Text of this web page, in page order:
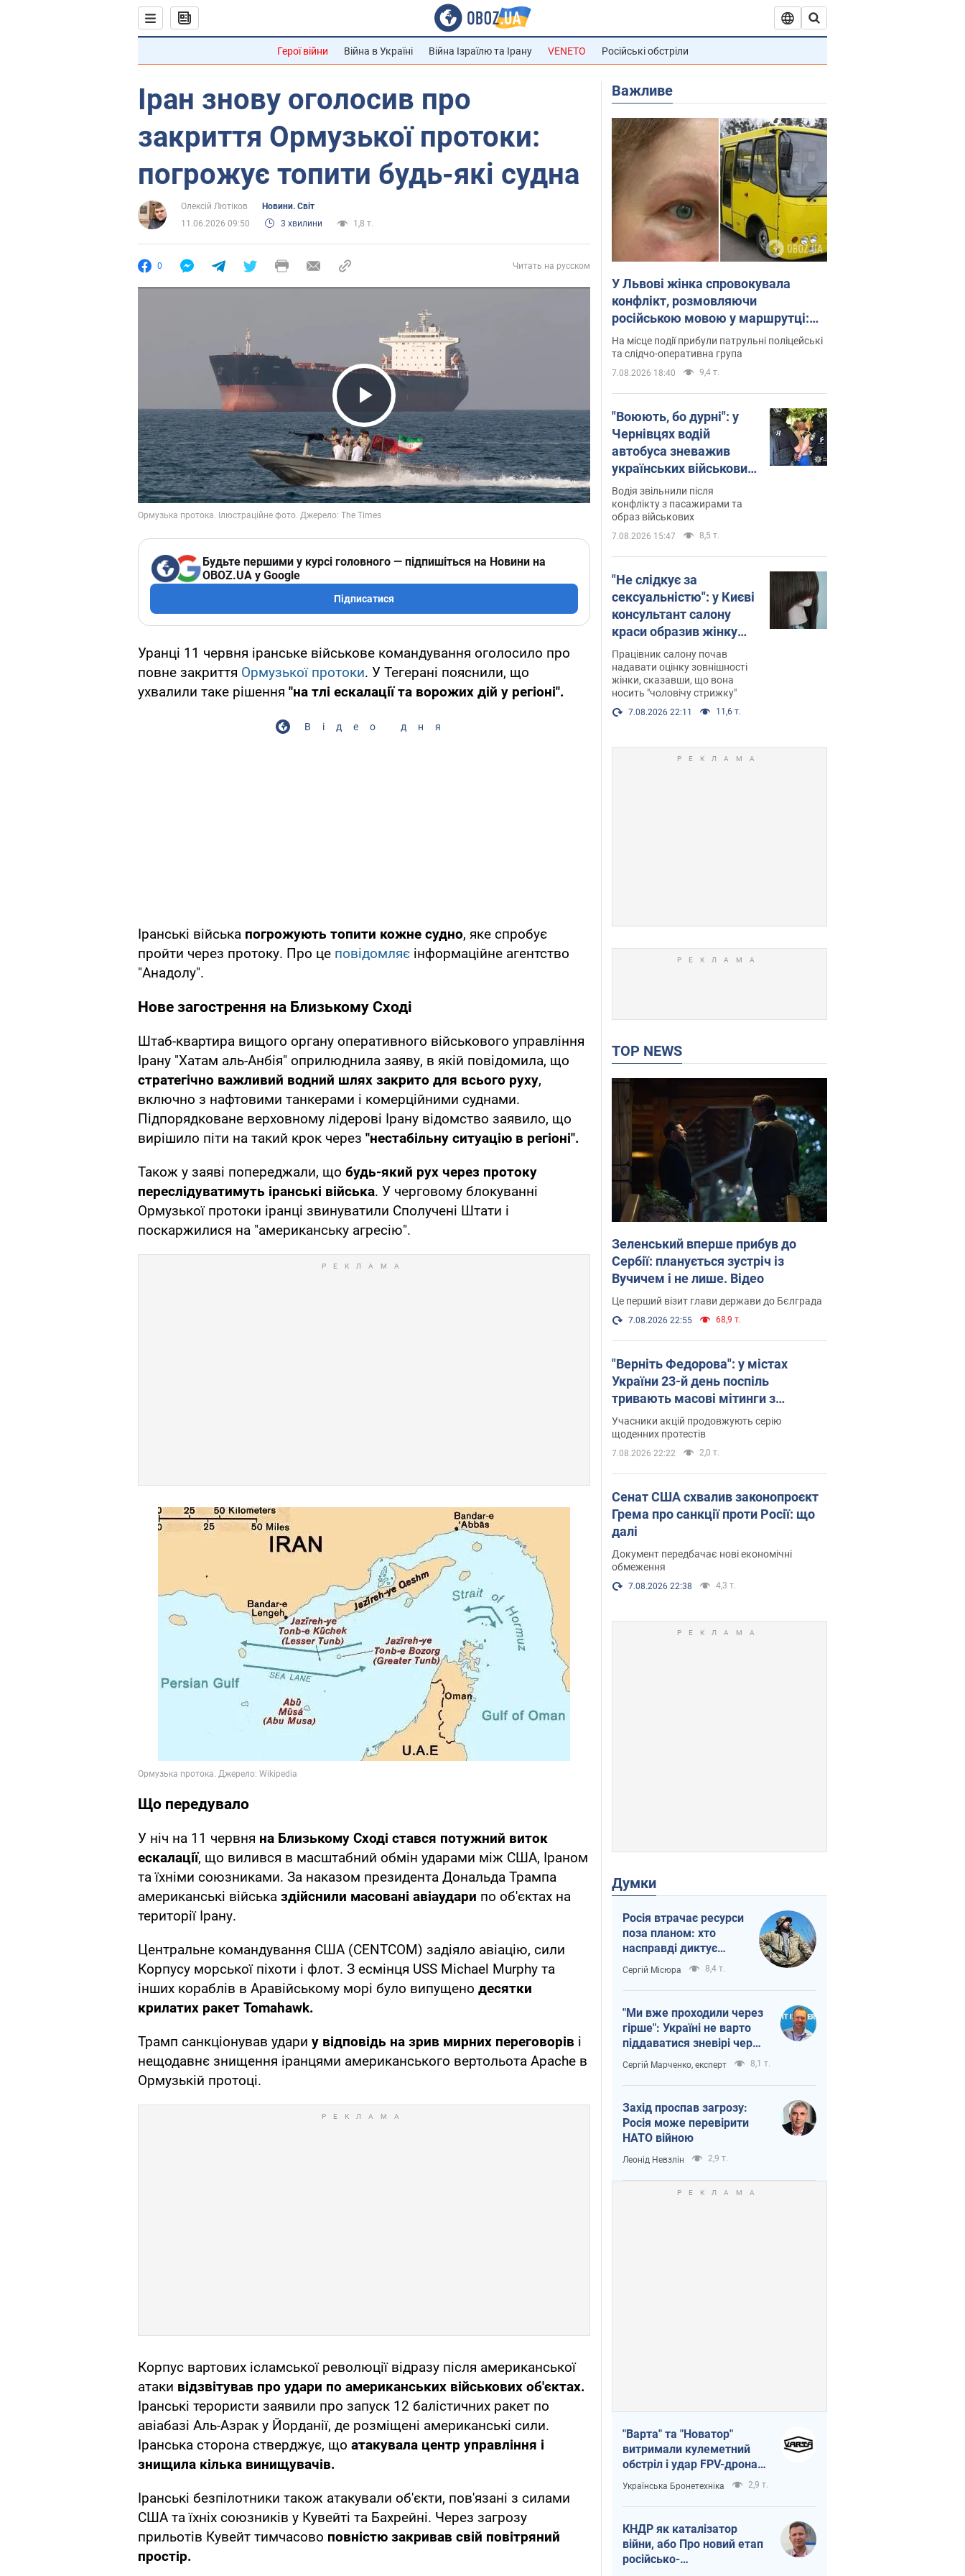
Герої війни Війна в Україні Війна Ізраїлю та Ірану VENETO Російські обстріли
Іран знову оголосив про
закриття Ормузької протоки:
погрожує топити будь-які судна
Олексій Лютіков
Новини. Світ
11.06.2026 09:50
3 хвилини 1,8 т.
0 Читать на русском
Play Video
Будьте першими у курсі головного — підпишіться на Новини на
OBOZ.UA у Google
Підписатися
Уранці 11 червня іранське військове командування оголосило про
повне закриття Ормузької протоки. У Тегерані пояснили, що
ухвалили таке рішення "на тлі ескалації та ворожих дій у регіоні".
Відео дня
Іранські війська погрожують топити кожне судно, яке спробує
пройти через протоку. Про це повідомляє інформаційне агентство
"Анадолу".
Нове загострення на Близькому Сході
Штаб-квартира вищого органу оперативного військового управління
Ірану "Хатам аль-Анбія" оприлюднила заяву, в якій повідомила, що
стратегічно важливий водний шлях закрито для всього руху,
включно з нафтовими танкерами і комерційними суднами.
Підпорядковане верховному лідерові Ірану відомство заявило, що
вирішило піти на такий крок через "нестабільну ситуацію в регіоні".
Також у заяві попереджали, що будь-який рух через протоку
переслідуватимуть іранські війська. У черговому блокуванні
Ормузької протоки іранці звинуватили Сполучені Штати і
поскаржилися на "американську агресію".
Що передувало
У ніч на 11 червня на Близькому Сході стався потужний виток
ескалації, що вилився в масштабний обмін ударами між США, Іраном
та їхніми союзниками. За наказом президента Дональда Трампа
американські війська здійснили масовані авіаудари по об'єктах на
території Ірану.
Центральне командування США (CENTCOM) задіяло авіацію, сили
Корпусу морської піхоти і флот. З есмінця USS Michael Murphy та
інших кораблів в Аравійському морі було випущено десятки
крилатих ракет Tomahawk.
Трамп санкціонував удари у відповідь на зрив мирних переговорів і
нещодавнє знищення іранцями американського вертольота Apache в
Ормузькій протоці.
Корпус вартових ісламської революції відразу після американської
атаки відзвітував про удари по американських військових об'єктах.
Іранські терористи заявили про запуск 12 балістичних ракет по
авіабазі Аль-Азрак у Йорданії, де розміщені американські сили.
Іранська сторона стверджує, що атакувала центр управління і
знищила кілька винищувачів.
Іранські безпілотники також атакували об'єкти, пов'язані з силами
США та їхніх союзників у Кувейті та Бахрейні. Через загрозу
прильотів Кувейт тимчасово повністю закривав свій повітряний
простір.
Важливе
У Львові жінка спровокувала
конфлікт, розмовляючи
російською мовою у маршрутці:
поліція склала адмінпротокол.
Відео
На місце події прибули патрульні поліцейські
та слідчо-оперативна група
7.08.2026 18:40 9,4 т.
"Воюють, бо дурні": у
Чернівцях водій
автобуса зневажив
українських військових
і поплатився. Відео
Водія звільнили після
конфлікту з пасажирами та
образ військових
7.08.2026 15:47 8,5 т.
"Не слідкує за
сексуальністю": у Києві
консультант салону
краси образив жінку
після хімієтерапії,
розгорівся скандал.
Фото
Працівник салону почав
надавати оцінку зовнішності
жінки, сказавши, що вона
носить "чоловічу стрижку"
7.08.2026 22:11 11,6 т.
TOP NEWS
Зеленський вперше прибув до
Сербії: планується зустріч із
Вучичем і не лише. Відео
Це перший візит глави держави до Бєлграда
7.08.2026 22:55 68,9 т.
"Верніть Федорова": у містах
України 23-й день поспіль
тривають масові мітинги з
картонками. Фото і відео
Учасники акцій продовжують серію
щоденних протестів
7.08.2026 22:22 2,0 т.
Сенат США схвалив законопроєкт
Грема про санкції проти Росії: що
далі
Документ передбачає нові економічні
обмеження
7.08.2026 22:38 4,3 т.
Думки
Росія втрачає ресурси
поза планом: хто
насправді диктує
темп війни
Сергій Місюра 8,4 т.
"Ми вже проходили через
гірше": Україні не варто
піддаватися зневірі через
ракетний терор
Сергій Марченко, експерт 8,1 т.
Захід проспав загрозу:
Росія може перевірити
НАТО війною
Леонід Невзлін 2,9 т.
"Варта" та "Новатор"
витримали кулеметний
обстріл і удар FPV-дрона,
врятувавши життя
офіцеру ЗСУ
Українська Бронетехніка 2,9 т.
КНДР як каталізатор
війни, або Про новий етап
російсько-